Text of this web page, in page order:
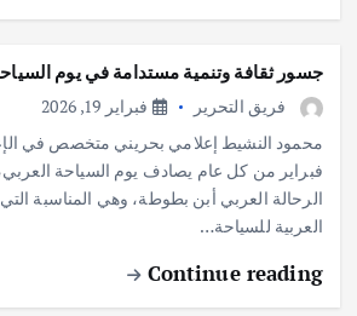
جسور ثقافة وتنمية مستدامة في يوم السياحة
فريق التحرير
فبراير 19, 2026
فبراير من كل عام يصادف يوم السياحة
الرحالة العربي أبن بطوطة، وهي المناسبة
العربية للسياحة…
Continue reading